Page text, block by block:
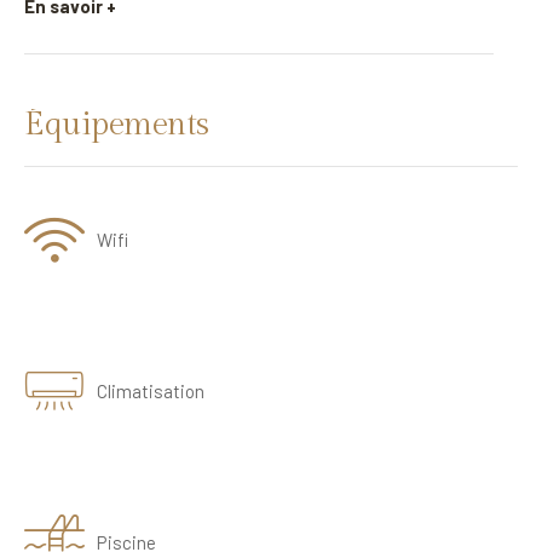
En savoir +
Équipements
Wifi
Climatisation
Piscine